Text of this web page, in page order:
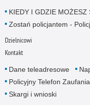
KIEDY I GDZIE MOŻESZ
Zostań policjantem -
Dzielnicowi
Kontakt
Dane teleadresowe
Policyjny Telefon Zaufania
Skargi i wnioski